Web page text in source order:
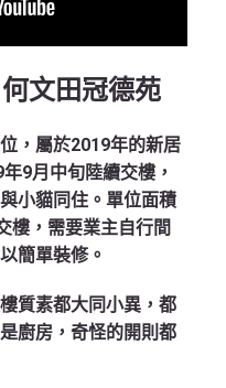
文田冠德苑
，屬於2019年的新居
9月中旬陸續交樓，
小貓同住。單位面積
樓，需要業主自行間
簡單裝修。
質素都大同小異，都
廚房，奇怪的開則都